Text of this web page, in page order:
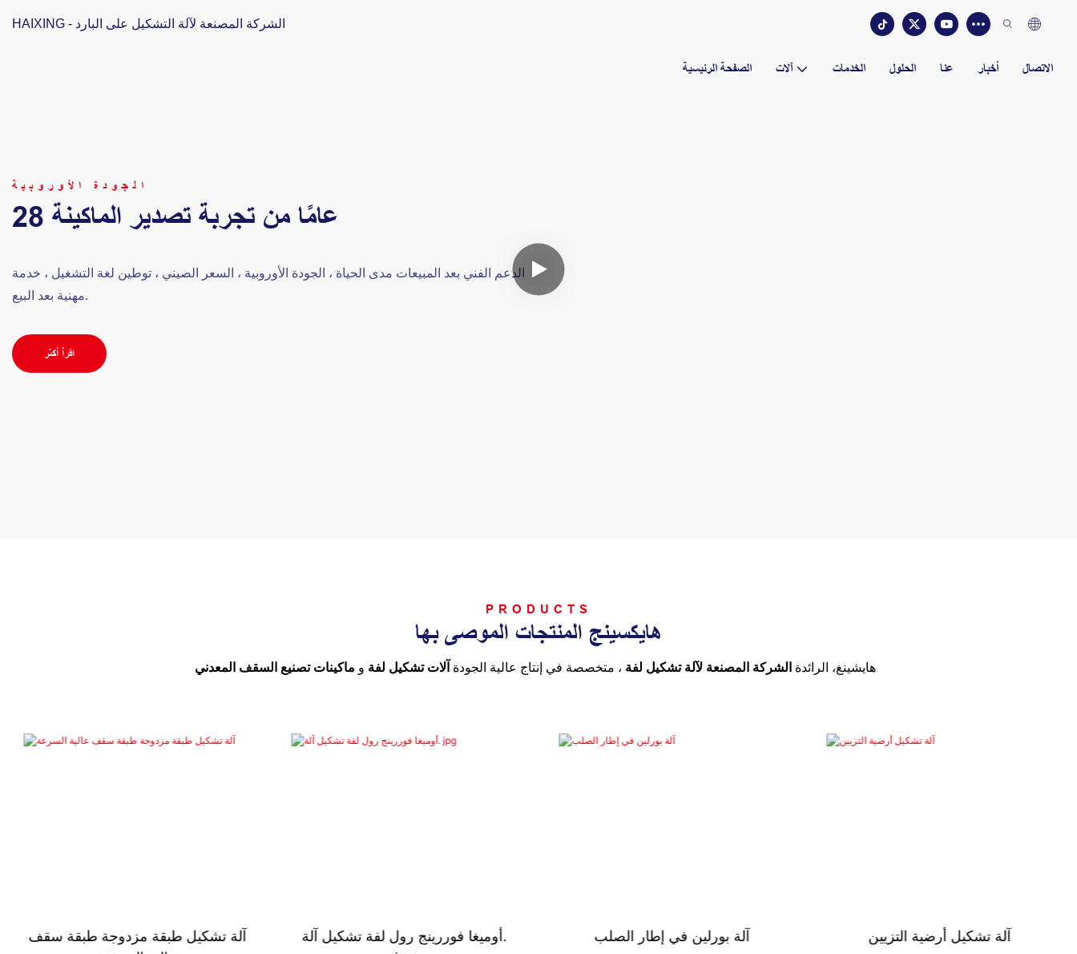
HAIXING - الشركة المصنعة لآلة التشكيل على البارد
الصفحة الرئيسية آلات الخدمات الحلول عنا أخبار الاتصال
الجودة الأوروبية
28 عامًا من تجربة تصدير الماكينة
الدعم الفني بعد المبيعات مدى الحياة ، الجودة الأوروبية ، السعر الصيني ، توطين لغة التشغيل ، خدمة
مهنية بعد البيع.
اقرأ أكثر
PRODUCTS
هايكسينج المنتجات الموصى بها
هايشينغ، الرائدة الشركة المصنعة لآلة تشكيل لفة ، متخصصة في إنتاج عالية الجودة آلات تشكيل لفة و
أوميغا فوررينج رول لفة تشكيل آلة.
آلة بورلين في إطار الصلب آلة تشكيل أرضية التزيين
آلة تشكيل طبقة مزدوجة طبقة سقف